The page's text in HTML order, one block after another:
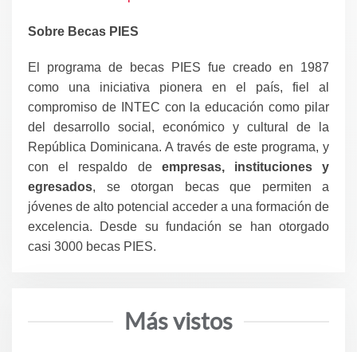
Sobre Becas PIES
El programa de becas PIES fue creado en 1987
como una iniciativa pionera en el país, fiel al
compromiso de INTEC con la educación como pilar
del desarrollo social, económico y cultural de la
República Dominicana. A través de este programa, y
con el respaldo de empresas, instituciones y
egresados, se otorgan becas que permiten a
jóvenes de alto potencial acceder a una formación de
excelencia. Desde su fundación se han otorgado
casi 3000 becas PIES.
Más vistos